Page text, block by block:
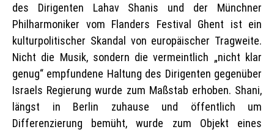
des Dirigenten Lahav Shanis und der Münchner
Philharmoniker vom Flanders Festival Ghent ist ein
kulturpolitischer Skandal von europäischer Tragweite.
Nicht die Musik, sondern die vermeintlich „nicht klar
genug“ empfundene Haltung des Dirigenten gegenüber
Israels Regierung wurde zum Maßstab erhoben. Shani,
längst in Berlin zuhause und öffentlich um
Differenzierung bemüht, wurde zum Objekt eines